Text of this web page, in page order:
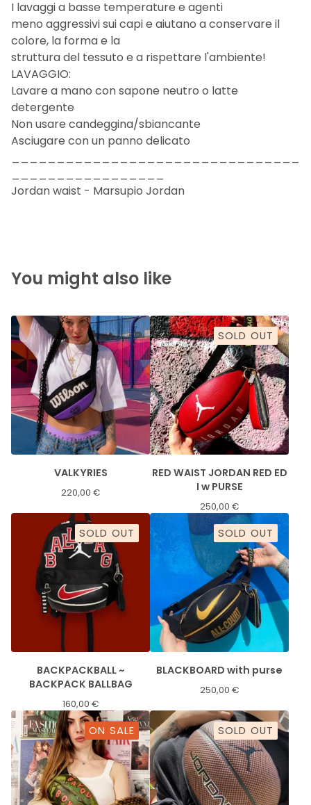
I lavaggi a basse temperature e agenti
meno aggressivi sui capi e aiutano a conservare il
colore, la forma e la
struttura del tessuto e a rispettare l'ambiente!
LAVAGGIO:
Lavare a mano con sapone neutro o latte
detergente
Non usare candeggina/sbiancante
Asciugare con un panno delicato
Jordan waist - Marsupio Jordan
You might also like
VALKYRIES
220,00 €
SOLD OUT
RED WAIST JORDAN RED ED
I w PURSE
250,00 €
SOLD OUT
BACKPACKBALL ~
BACKPACK BALLBAG
160,00 €
SOLD OUT
BLACKBOARD with purse
250,00 €
ON SALE SOLD OUT